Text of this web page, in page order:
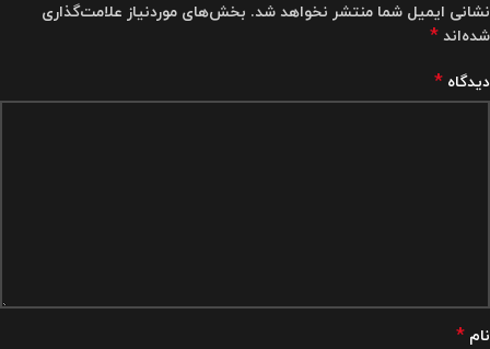
نشانی ایمیل شما منتشر نخواهد شد. بخش‌های موردنیاز علامت‌گذاری
شده‌اند *
دیدگاه *
نام *